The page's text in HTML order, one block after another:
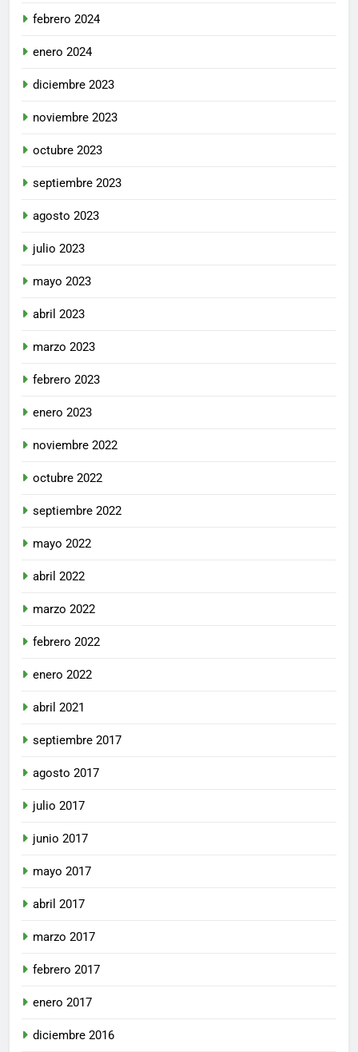
febrero 2024
enero 2024
diciembre 2023
noviembre 2023
octubre 2023
septiembre 2023
agosto 2023
julio 2023
mayo 2023
abril 2023
marzo 2023
febrero 2023
enero 2023
noviembre 2022
octubre 2022
septiembre 2022
mayo 2022
abril 2022
marzo 2022
febrero 2022
enero 2022
abril 2021
septiembre 2017
agosto 2017
julio 2017
junio 2017
mayo 2017
abril 2017
marzo 2017
febrero 2017
enero 2017
diciembre 2016